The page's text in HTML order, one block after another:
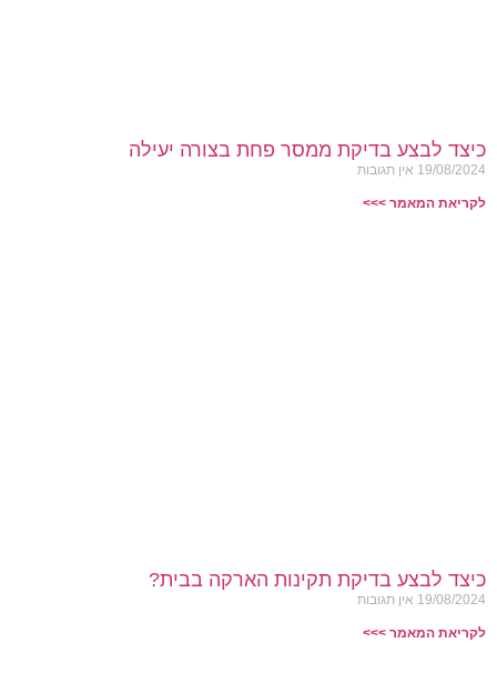
כיצד לבצע בדיקת ממסר פחת בצורה יעילה
19/08/2024 אין תגובות
לקריאת המאמר >>>
כיצד לבצע בדיקת תקינות הארקה בבית?
19/08/2024 אין תגובות
לקריאת המאמר >>>